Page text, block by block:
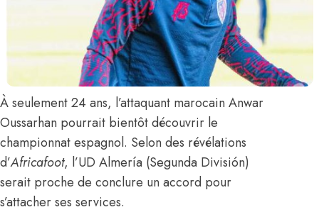
À seulement 24 ans, l’attaquant marocain Anwar
Oussarhan pourrait bientôt découvrir le
championnat espagnol. Selon des révélations
d’Africafoot, l’UD Almería (Segunda División)
serait proche de conclure un accord pour
s’attacher ses services.